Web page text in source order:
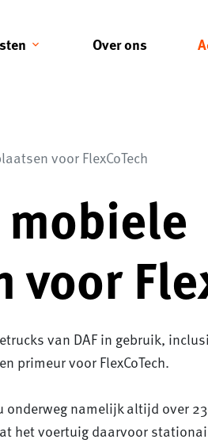
Over ons
voor FlexCoTech
van DAF in gebruik,
primeur voor FlexCoTech.
namelijk altijd over
het voertuig daarvoor